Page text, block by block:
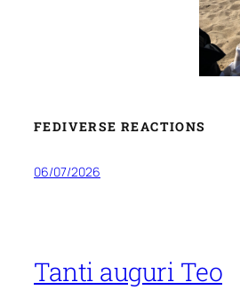
FEDIVERSE REACTIONS
06/07/2026
Tanti auguri Teo